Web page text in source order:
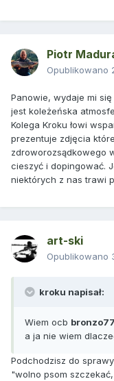
Piotr
Opublikowano
Panowie, wydaje mi
jest koleżeńska
Kolega Kroku łowi
prezentuje zdjęcia
zdroworozsądkowego
cieszyć i dopingować.
niektórych z nas trawi
art-ski
Opublikowano
kroku napisał:
Wiem ocb bronzo77
a ja nie wiem
Podchodzisz do
"wolno psom